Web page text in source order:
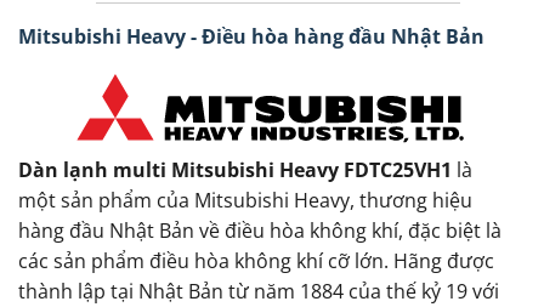
Mitsubishi Heavy - Điều hòa hàng đầu Nhật Bản
Dàn lạnh multi Mitsubishi Heavy FDTC25VH1 là
một sản phẩm của Mitsubishi Heavy, thương hiệu
hàng đầu Nhật Bản về điều hòa không khí, đặc biệt là
các sản phẩm điều hòa không khí cỡ lớn. Hãng được
thành lập tại Nhật Bản từ năm 1884 của thế kỷ 19 với